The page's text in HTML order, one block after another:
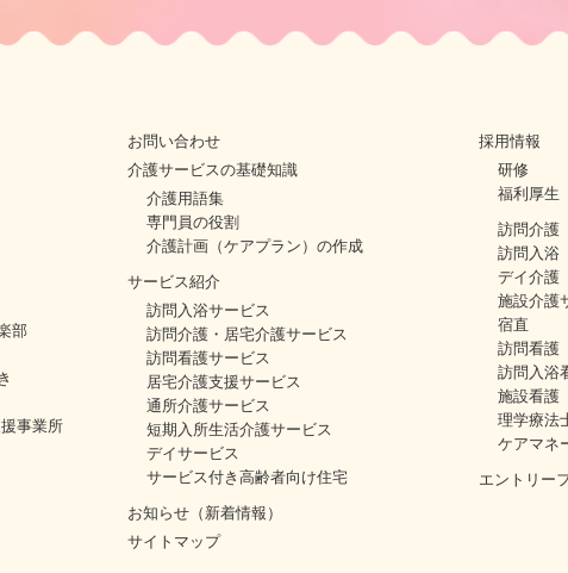
部
事業所
お問い合わせ
介護サービスの基礎知識
介護用語集
専門員の役割
介護計画（ケアプラン）の作成
サービス紹介
訪問入浴サービス
訪問介護・居宅介護サービス
訪問看護サービス
居宅介護支援サービス
通所介護サービス
短期入所生活介護サービス
デイサービス
サービス付き高齢者向け住宅
お知らせ（新着情報）
サイトマップ
採用情報
研修
福利厚生
訪問介護
訪問入浴
デイ介護
施設介護
宿直
訪問看護
訪問入浴
施設看護
理学療法
ケアマネ
エントリー